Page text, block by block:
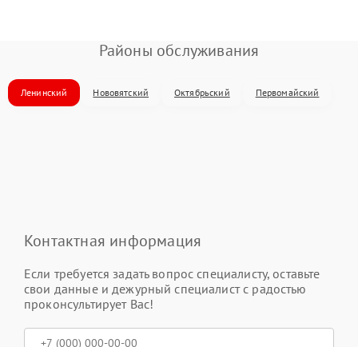
Районы обслуживания
Ленинский Нововятский Октябрьский Первомайский
Контактная информация
Если требуется задать вопрос специалисту, оставьте
свои данные и дежурный специалист с радостью
проконсультирует Вас!